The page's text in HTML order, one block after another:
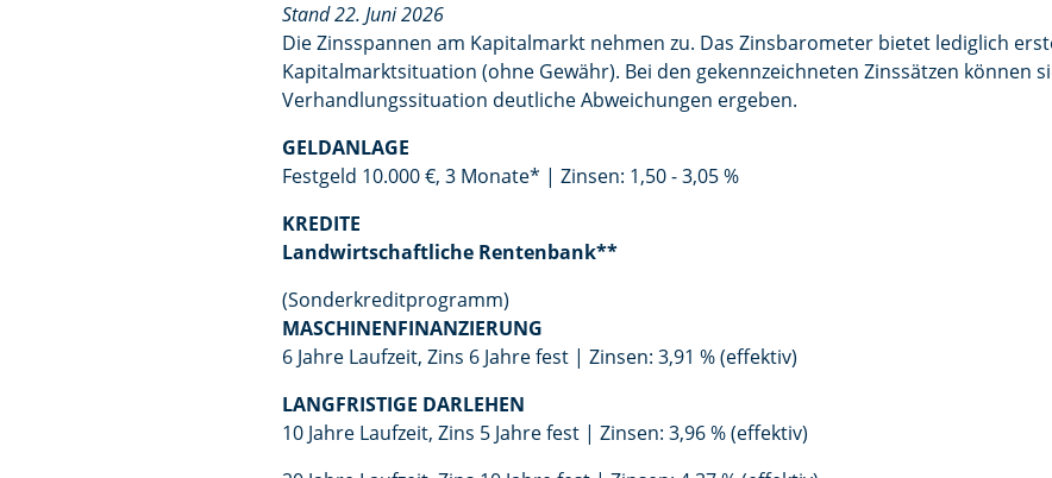
Stand 22. Juni 2026
Die Zinsspannen am Kapitalmarkt nehmen zu. Das Zinsbarometer bietet lediglich
Kapitalmarktsituation (ohne Gewähr). Bei den gekennzeichneten Zinssätzen können
Verhandlungssituation deutliche Abweichungen ergeben.
GELDANLAGE
Festgeld 10.000 €, 3 Monate* | Zinsen: 1,50 - 3,05 %
KREDITE
Landwirtschaftliche Rentenbank**
(Sonderkreditprogramm)
MASCHINENFINANZIERUNG
6 Jahre Laufzeit, Zins 6 Jahre fest | Zinsen: 3,91 % (effektiv)
LANGFRISTIGE DARLEHEN
10 Jahre Laufzeit, Zins 5 Jahre fest | Zinsen: 3,96 % (effektiv)